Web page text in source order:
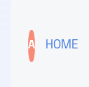
A HOME